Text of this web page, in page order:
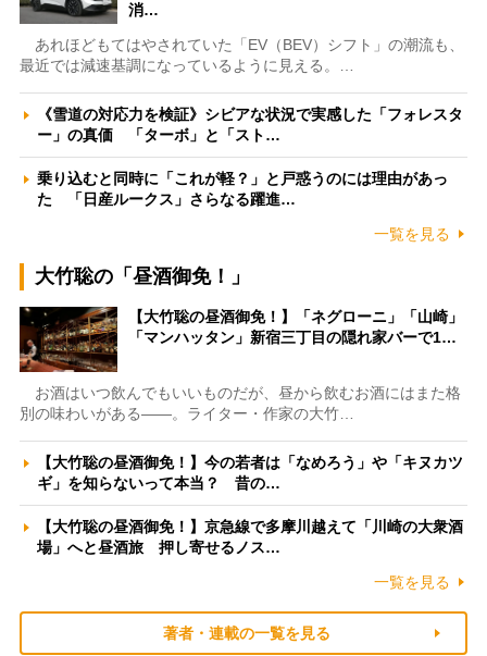
消…
あれほどもてはやされていた「EV（BEV）シフト」の潮流も、
最近では減速基調になっているように見える。…
《雪道の対応力を検証》シビアな状況で実感した「フォレスタ
ー」の真価 「ターボ」と「スト…
乗り込むと同時に「これが軽？」と戸惑うのには理由があっ
た 「日産ルークス」さらなる躍進…
一覧を見る
大竹聡の「昼酒御免！」
【大竹聡の昼酒御免！】「ネグローニ」「山崎」
「マンハッタン」新宿三丁目の隠れ家バーで1…
お酒はいつ飲んでもいいものだが、昼から飲むお酒にはまた格
別の味わいがある――。ライター・作家の大竹…
【大竹聡の昼酒御免！】今の若者は「なめろう」や「キヌカツ
ギ」を知らないって本当？ 昔の…
【大竹聡の昼酒御免！】京急線で多摩川越えて「川崎の大衆酒
場」へと昼酒旅 押し寄せるノス…
一覧を見る
著者・連載の一覧を見る